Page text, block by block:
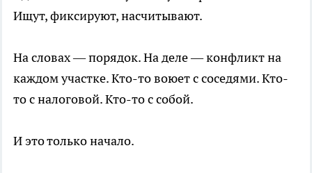
Ищут, фиксируют, насчитывают.
На словах — порядок. На деле — конфликт на
каждом участке. Кто-то воюет с соседями. Кто-
то с налоговой. Кто-то с собой.
И это только начало.